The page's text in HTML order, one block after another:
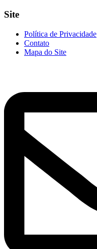
Site
Política de Privacidade
Contato
Mapa do Site